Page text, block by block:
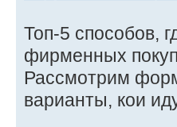
Топ-5 способов,
фирменных
Рассмотрим
варианты, кои